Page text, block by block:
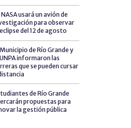
NASA usará un avión de
para observar
del 12 de agosto
de Río Grande y
UNPA informaron las
que se pueden cursar
de Río Grande
propuestas para
la gestión pública